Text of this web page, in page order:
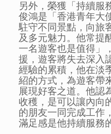
另外，榮獲「持續服
俊鴻是「香港青年大
駐守不同景點，向旅
及多元魅力。他常提
一名遊客也是值得」
援，遊客將失去深入
經驗的累積，他在淡
紹的方式，為遊客帶
展現好客之道。他認
收穫，是可以讓內向
的朋友一同完成工作
滿足感是他持續服務